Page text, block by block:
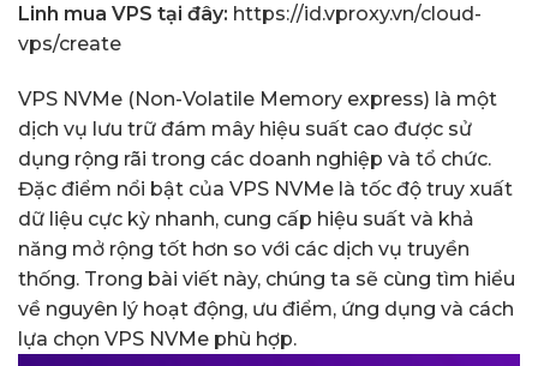
Linh mua VPS tại đây: https://id.vproxy.vn/cloud-
vps/create
VPS NVMe (Non-Volatile Memory express) là một
dịch vụ lưu trữ đám mây hiệu suất cao được sử
dụng rộng rãi trong các doanh nghiệp và tổ chức.
Đặc điểm nổi bật của VPS NVMe là tốc độ truy xuất
dữ liệu cực kỳ nhanh, cung cấp hiệu suất và khả
năng mở rộng tốt hơn so với các dịch vụ truyền
thống. Trong bài viết này, chúng ta sẽ cùng tìm hiểu
về nguyên lý hoạt động, ưu điểm, ứng dụng và cách
lựa chọn VPS NVMe phù hợp.